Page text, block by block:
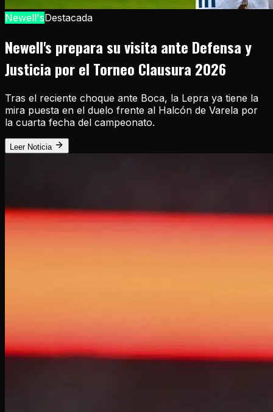
Newell'sDestacada
Newell's prepara su visita ante Defensa y
Justicia por el Torneo Clausura 2026
Tras el reciente choque ante Boca, la Lepra ya tiene la
mira puesta en el duelo frente al Halcón de Varela por
la cuarta fecha del campeonato.
Leer Noticia